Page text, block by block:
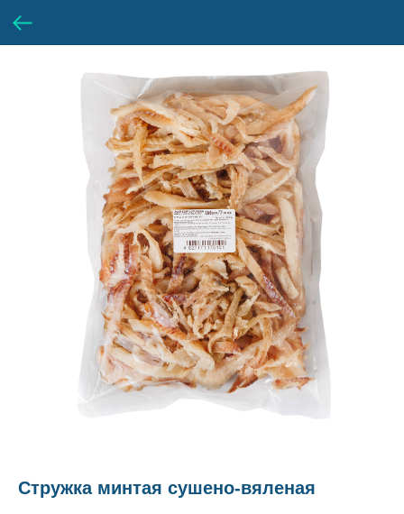
Стружка минтая сушено-вяленая